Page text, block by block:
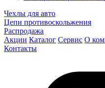
Чехлы для авто
Цепи противоскольжения
Распродажа
Акции Каталог Сервис О
Контакты